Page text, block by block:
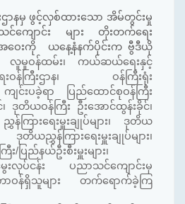
ဌာနမှ ဖွင့်လှစ်ထားသော အိမ်တွင်းမှု
င်ကျောင်း များ တိုးတက်ရေး
ဝေးကို ယနေ့နံနက်ပိုင်းက ဗွီဒီယို
လူမှုဝန်ထမ်း၊ ကယ်ဆယ်ရေးနှင့်
ရေးဝန်ကြီးဌာန၊ ဝန်ကြီးရုံး
ျင်းပခဲ့ရာ ပြည်ထောင်စုဝန်ကြီး
တိယဝန်ကြီး ဦးအောင်ထွန်းခိုင်၊
ကြားရေးမှူးချုပ်များ၊ ဒုတိယ
ယညွှန်ကြားရေးမှူးချုပ်များ၊
ြည်နယ်ဦးစီးမှူးများ၊
ပ်ငန်း ပညာသင်ကျောင်းမှ
ာဝန်ရှိသူများ တက်ရောက်ခဲ့ကြ